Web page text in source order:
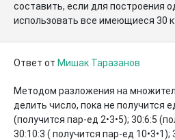
составить, если для построения
использовать все имеющиеся 30
Ответ от Мишак Таразанов
Методом разложения на
делить число, пока не получится
(получится пар-ед 2•3•5); 30:6:5
30:10:3 ( получится пар-ед